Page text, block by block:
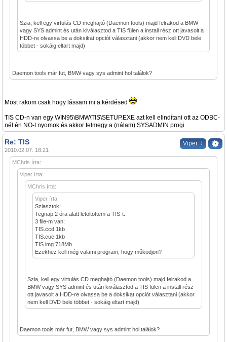
Szia, kell egy virtulás CD meghajtó (Daemon tools) majd felrakod a BMW
vagy SYS admint és után kiválasztod a TIS fülen a install rész ott javasolt a
HDD-re olvassa be a doksikat opciót választani (akkor nem kell DVD bele
többet - sokáig eltart majd)
Daemon tools már fut, BMW vagy sys admint hol találok?
Most rakom csak hogy lássam mi a kérdésed
TIS CD-n van egy WIN95\BMW\TIS\SETUP.EXE azt kell elindítani ott az ODBC-
nél én NO-t nyomok és akkor felmegy a (nálam) SYSADMIN progi
Viper ↓
Re: TIS
2010.02.07. 18:21
MChris írta:
Viper írta:
MChris írta:
Viper írta:
Sziasztok!
Tegnap 2 óra alatt letöltöttem a TIS-t.
3 file-m van:
TIS.ccd 1kb
TIS.cue 1kb
TIS.img 718Mb
Ezekhez kell még valami program, hogy működjön?
Szia, kell egy virtulás CD meghajtó (Daemon tools) majd felrakod a
BMW vagy SYS admint és után kiválasztod a TIS fülen a install rész
ott javasolt a HDD-re olvassa be a doksikat opciót választani (akkor
nem kell DVD bele többet - sokáig eltart majd)
Daemon tools már fut, BMW vagy sys admint hol találok?